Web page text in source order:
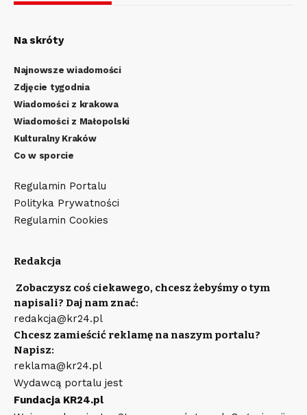
Na skróty
Najnowsze wiadomości
Zdjęcie tygodnia
Wiadomości z krakowa
Wiadomości z Małopolski
Kulturalny Kraków
Co w sporcie
Regulamin Portalu
Polityka Prywatności
Regulamin Cookies
Redakcja
Zobaczysz coś ciekawego, chcesz żebyśmy o tym
napisali? Daj nam znać:
redakcja@kr24.pl
Chcesz zamieścić reklamę na naszym portalu?
Napisz:
reklama@kr24.pl
Wydawcą portalu jest
Fundacja KR24.pl